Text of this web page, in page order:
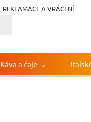
REKLAMACE A VRÁCENÍ
Káva a čaje